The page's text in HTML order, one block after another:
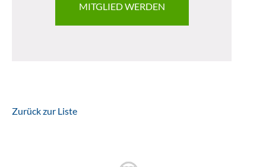
MITGLIED WERDEN
Zurück zur Liste